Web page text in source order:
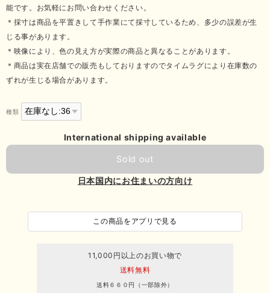
能です。お気軽にお問い合わせください。
＊採寸は商品を平置きして手作業にて採寸しているため、多少の誤差が生
じる事があります。
＊映像により、色の見え方が実際の商品と異なることがあります。
＊商品は実在店舗での販売もしておりますのでタイムラグにより在庫数の
ずれが生じる場合があります。
種類
International shipping available
Sold out
日本国内にお住まいの方向け
この商品をアプリで見る
11,000円以上のお買い物で
送料無料
送料６６０円（一部除外）